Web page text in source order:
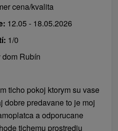
cena/kvalita
12.05 - 18.05.2026
1/0
Rubín
ticho pokoj ktorym su vase
dobre predavane to je moj
a odporucane
tichemu prostrediu